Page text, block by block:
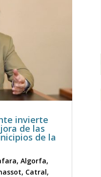
invierte
de las
de la
,Algorfa,
, Catral,